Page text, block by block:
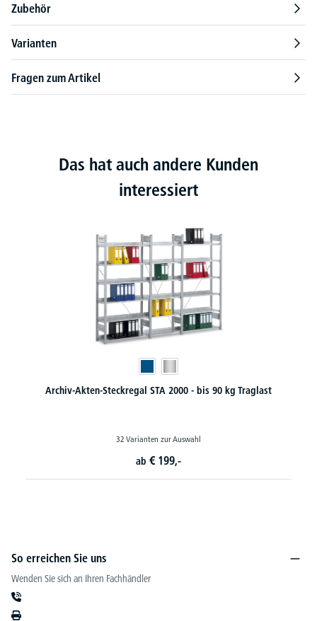
Zubehör
Varianten
Fragen zum Artikel
Das hat auch andere Kunden
interessiert
Akten-Steckregal STA 2000 - bis 90 kg Traglast
32 Varianten zur Auswahl
So erreichen Sie uns
Wenden Sie sich an Ihren Fachhändler